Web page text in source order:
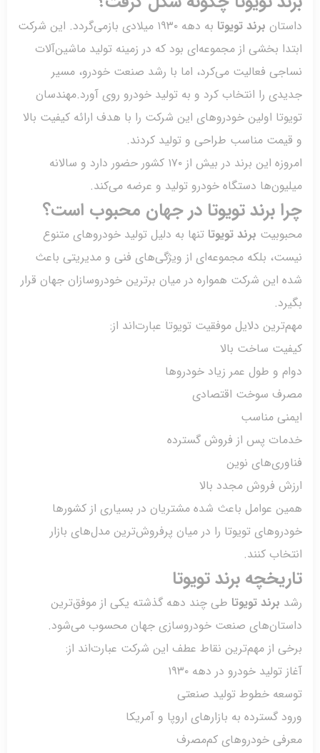
برند تویوتا
به دهه ۱۹۳۰ میلادی بازمی‌گردد. این شرکت
بخشی از مجموعه‌ای بود که در زمینه تولید ماشین‌آلات
فعالیت می‌کرد، اما با رشد صنعت خودرو، مسیر
را انتخاب کرد و به تولید خودرو روی آورد.مهندسان
اولین خودروهای این شرکت را با هدف ارائه کیفیت بالا
مناسب طراحی و تولید کردند.
امروزه این برند در بیش از ۱۷۰ کشور حضور دارد و سالانه
دستگاه خودرو تولید و عرضه می‌کند.
برند تویوتا در جهان محبوب است؟
برند تویوتاتنها به دلیل تولید خودروهای متنوع
بلکه مجموعه‌ای از ویژگی‌های فنی و مدیریتی باعث
این شرکت همواره در میان برترین خودروسازان جهان قرار
دلایل موفقیت تویوتا عبارت‌اند از:
ساخت بالا
و طول عمر زیاد خودروها
سوخت اقتصادی
مناسب
پس از فروش گسترده
نوین
فروش مجدد بالا
عوامل باعث شده مشتریان در بسیاری از کشورها
تویوتا را در میان پرفروش‌ترین مدل‌های بازار
کنند.
برند تویوتا
برند تویوتاطی چند دهه گذشته یکی از موفق‌ترین
صنعت خودروسازی جهان محسوب می‌شود.
از مهم‌ترین نقاط عطف این شرکت عبارت‌اند از:
تولید خودرو در دهه ۱۹۳۰
خطوط تولید صنعتی
گسترده به بازارهای اروپا و آمریکا
خودروهای کم‌مصرف